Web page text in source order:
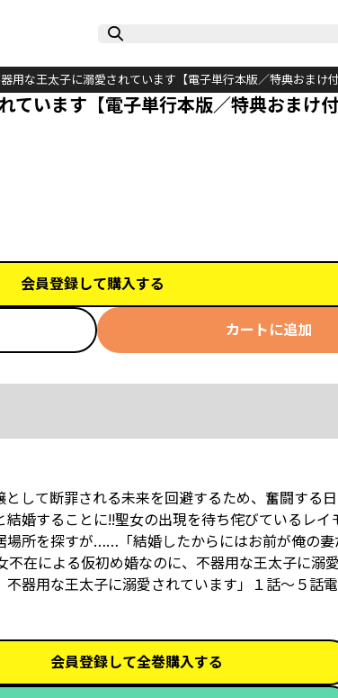
用な王太子に溺愛されています【電子単行本版／特典おまけ
ています【電子単行本版／特典おまけ
会員登録して購入する
カートに追加
して断罪される未来を回避するため、奮闘する
婚することに!!聖女の出現を待ち侘びているレイ
所を探すが……「結婚したからにはお前が俺の
在による仮初め婚なのに、不器用な王太子に溺
器用な王太子に溺愛されています」１話～５話
会員登録して全巻購入する